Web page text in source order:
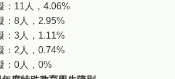
：11人，4.06%
：8人，2.95%
：3人，1.11%
：2人，0.74%
：0人，0%